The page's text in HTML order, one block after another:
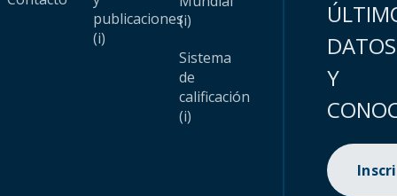
publicaciones
(i)
(i)
Sistema
de
calificación
(i)
DATOS
Y